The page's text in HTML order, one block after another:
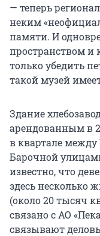
— теперь
неким
памяти. И
пространством и
только убедить
такой музей
Здание
арендованным в
в квартале
Барочной
известно, что
здесь несколько
(около 20 тысяч
связано с АО
связывают